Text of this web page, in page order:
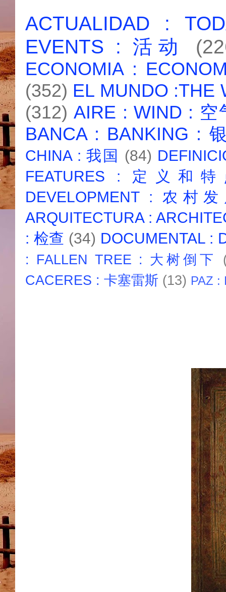
ACTUALIDAD :
EVENTS : 活动
ECONOMIA :
(352) EL MUNDO :THE
(312) AIRE : WIND : 空
BANCA : BANKING :
CHINA : 我国 (84)
FEATURES : 定义和
DEVELOPMENT : 农村
ARQUITECTURA :
: 检查 (34) DOCUMENTAL :
: FALLEN TREE : 大树倒下
CACERES : 卡塞雷斯 (13) PAZ :